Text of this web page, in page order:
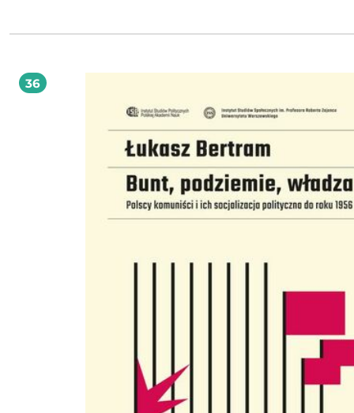
jakikolwiek związek, nie mówiąc już o pokrewieństwie. Tymczasem
wznawiane po raz pierwszy przez Wydawnictwo Armoryka od pierwszej połowy
wieku.
36